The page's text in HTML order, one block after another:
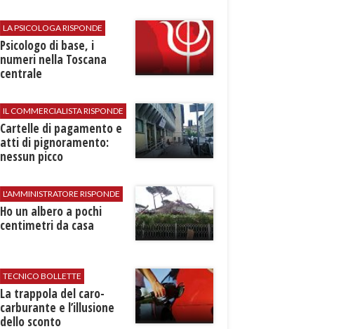
LA PSICOLOGA RISPONDE
Psicologo di base, i
numeri nella Toscana
centrale
IL COMMERCIALISTA RISPONDE
Cartelle di pagamento e
atti di pignoramento:
nessun picco
L'AMMINISTRATORE RISPONDE
Ho un albero a pochi
centimetri da casa
TECNICO BOLLETTE
​La trappola del caro-
carburante e l’illusione
dello sconto